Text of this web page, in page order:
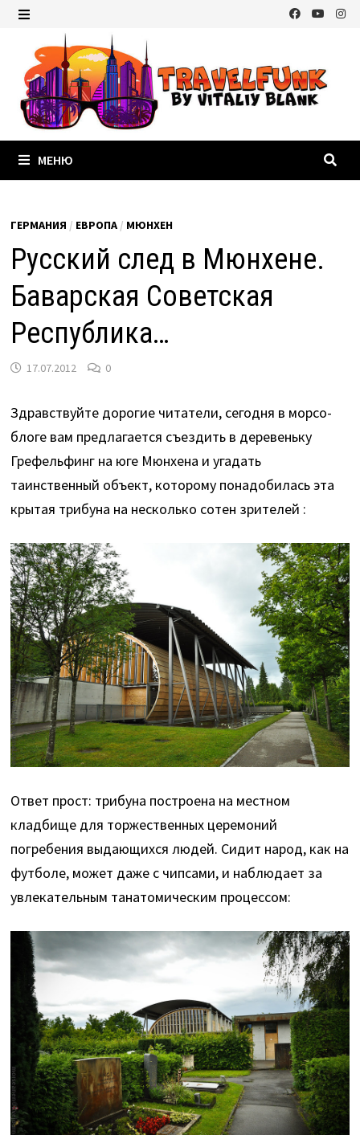
Перейти
содержимому
МЕНЮ
ГЕРМАНИЯ / ЕВРОПА / МЮНХЕН
Русский след в Мюнхене.
Баварская Советская
Республика…
17.07.2012 0
Здравствуйте дорогие читатели, сегодня в морсо-
блоге вам предлагается съездить в деревеньку
Грефельфинг на юге Мюнхена и угадать
таинственный объект, которому понадобилась эта
крытая трибуна на несколько сотен зрителей :
Ответ прост: трибуна построена на местном
кладбище для торжественных церемоний
погребения выдающихся людей. Сидит народ, как на
футболе, может даже с чипсами, и наблюдает за
увлекательным танатомическим процессом: